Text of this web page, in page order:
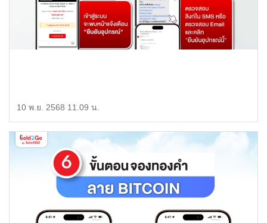
10 พ.ย. 2568 11.09 น.